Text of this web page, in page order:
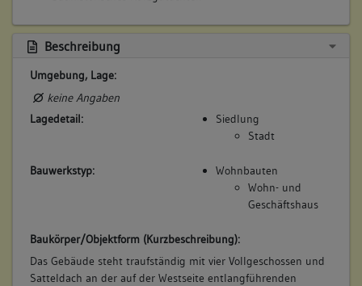
Zugang zum damals neu geschaffenen Ratssaal in einem
weiter zurückliegenden Gebäude am hinteren Rathaushof zu
Betroffene Gebäudeteile:
keine
Beschreibung
Umgebung, Lage:
keine Angaben
Lagedetail:
Siedlung
Stadt
Bauwerkstyp:
Wohnbauten
Wohn- und
Geschäftshaus
Baukörper/Objektform (Kurzbeschreibung):
Das Gebäude steht traufständig mit vier Vollgeschossen und
Satteldach an der auf der Westseite entlangführenden